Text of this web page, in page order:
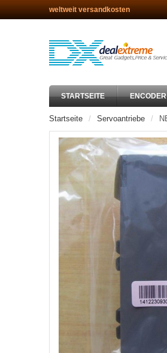
weltweit versandkosten
STARTSEITE ENCODER
Startseite Servoantriebe